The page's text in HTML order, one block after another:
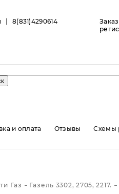
8(831)4290614
и оплата Отзывы Схемы
Газ Газель 3302, 2705, 2217.